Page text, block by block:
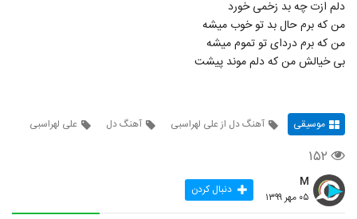
دلم ازت چه بد زخمی خورد
من که برم حال بد تو خوب میشه
من که برم دردای تو تموم میشه
بی خیالش من که دلم موند پیشت
موسیقی آهنگ دل از علی لهراسبی آهنگ دل علی لهراسبی
۱۵۲
M
۰۵ مهر ۱۳۹۹ دنبال کردن